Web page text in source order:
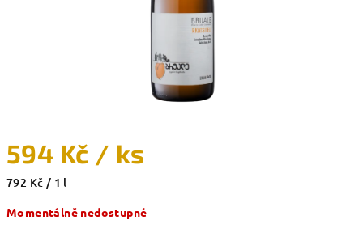
594 Kč / ks
Měrná
792 Kč / 1 l
Momentálně nedostupné